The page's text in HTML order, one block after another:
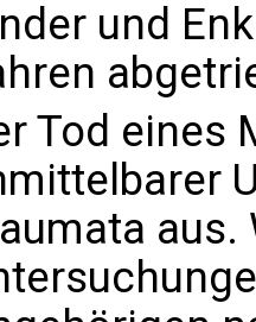
und
Tod eines
aus.